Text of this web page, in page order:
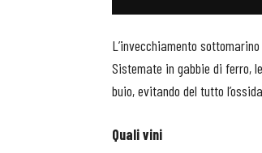
L’invecchiamento
Sistemate in gabbie di ferro,
buio, evitando del tutto
Quali vini